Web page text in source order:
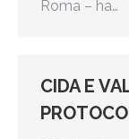
Roma – ha…
CIDA E